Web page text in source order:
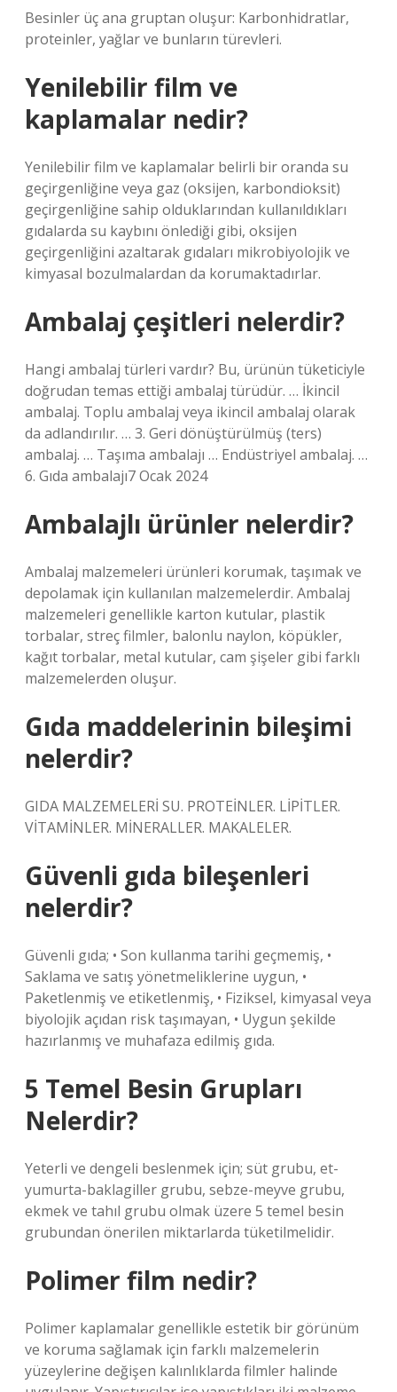
Besinler üç ana gruptan oluşur: Karbonhidratlar,
proteinler, yağlar ve bunların türevleri.
Yenilebilir film ve
kaplamalar nedir?
Yenilebilir film ve kaplamalar belirli bir oranda su
geçirgenliğine veya gaz (oksijen, karbondioksit)
geçirgenliğine sahip olduklarından kullanıldıkları
gıdalarda su kaybını önlediği gibi, oksijen
geçirgenliğini azaltarak gıdaları mikrobiyolojik ve
kimyasal bozulmalardan da korumaktadırlar.
Ambalaj çeşitleri nelerdir?
Hangi ambalaj türleri vardır? Bu, ürünün tüketiciyle
doğrudan temas ettiği ambalaj türüdür. … İkincil
ambalaj. Toplu ambalaj veya ikincil ambalaj olarak
da adlandırılır. … 3. Geri dönüştürülmüş (ters)
ambalaj. … Taşıma ambalajı … Endüstriyel ambalaj. …
6. Gıda ambalajı7 Ocak 2024
Ambalajlı ürünler nelerdir?
Ambalaj malzemeleri ürünleri korumak, taşımak ve
depolamak için kullanılan malzemelerdir. Ambalaj
malzemeleri genellikle karton kutular, plastik
torbalar, streç filmler, balonlu naylon, köpükler,
kağıt torbalar, metal kutular, cam şişeler gibi farklı
malzemelerden oluşur.
Gıda maddelerinin bileşimi
nelerdir?
GIDA MALZEMELERİ SU. PROTEİNLER. LİPİTLER.
VİTAMİNLER. MİNERALLER. MAKALELER.
Güvenli gıda bileşenleri
nelerdir?
Güvenli gıda; • Son kullanma tarihi geçmemiş, •
Saklama ve satış yönetmeliklerine uygun, •
Paketlenmiş ve etiketlenmiş, • Fiziksel, kimyasal veya
biyolojik açıdan risk taşımayan, • Uygun şekilde
hazırlanmış ve muhafaza edilmiş gıda.
5 Temel Besin Grupları
Nelerdir?
Yeterli ve dengeli beslenmek için; süt grubu, et-
yumurta-baklagiller grubu, sebze-meyve grubu,
ekmek ve tahıl grubu olmak üzere 5 temel besin
grubundan önerilen miktarlarda tüketilmelidir.
Polimer film nedir?
Polimer kaplamalar genellikle estetik bir görünüm
ve koruma sağlamak için farklı malzemelerin
yüzeylerine değişen kalınlıklarda filmler halinde